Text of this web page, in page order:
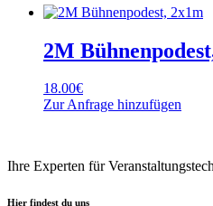
2M
18.00€
Zur Anfrage hinzufügen
Ihre Experten für
Hier findest du uns